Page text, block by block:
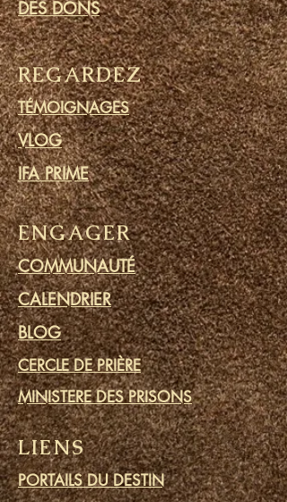
DES DONS
REGARDEZ
TÉMOIGNAGES
VLOG
IFA PRIME
ENGAGER
COMMUNAUTÉ
CALENDRIER
BLOG
CERCLE DE PRIÈRE
MINISTERE DES PRISONS
LIENS
PORTAILS DU DESTIN